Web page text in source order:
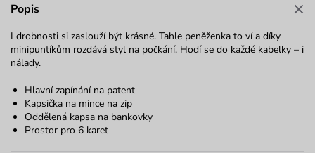
Popis
I drobnosti si zaslouží být krásné. Tahle peněženka to ví a díky
minipuntíkům rozdává styl na počkání. Hodí se do každé kabelky – i
nálady.
Hlavní zapínání na patent
Kapsička na mince na zip
Oddělená kapsa na bankovky
Prostor pro 6 karet